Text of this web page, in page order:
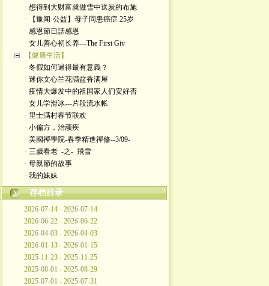
· 想得到大财富就做雪中送炭的布施
· 【豫闻·公益】母子同患癌症 25岁
· 感恩節日話感恩
· 女儿善心初长养---The First Giv
【健康生活】
· 冬假如何過得最有意義？
· 迷你文心兰花满盆香满屋
· 疫情大爆发中的祖国家人们安好否
· 女儿学滑冰---片段流水帐
· 里士满村春节联欢
· 小偏方，治顽疾
· 美國禪學院-春季精進禪修--3/09-
· 三歲看老 -之- 飛雪
· 母親節的故事
· 我的妹妹
存档目录
2026-07-14 - 2026-07-14
2026-06-22 - 2026-06-22
2026-04-03 - 2026-04-03
2026-01-13 - 2026-01-15
2025-11-23 - 2025-11-25
2025-08-01 - 2025-08-29
2025-07-01 - 2025-07-31